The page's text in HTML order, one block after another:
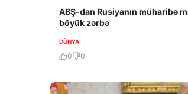
ABŞ-dan Rusiyanın müharibə
böyük zərbə
DÜNYA
0 0